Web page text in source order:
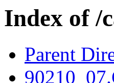
Index of /
Parent